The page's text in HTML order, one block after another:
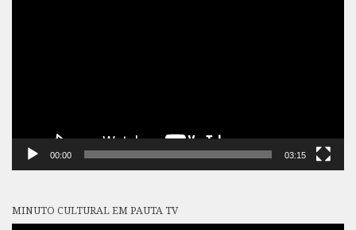
00:00 03:15
MINUTO CULTURAL EM PAUTA TV